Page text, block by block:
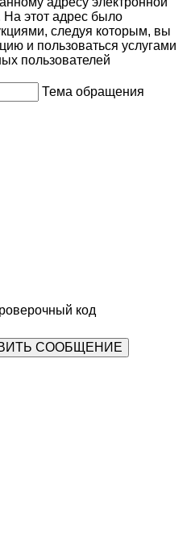
На этот адрес было
следуя которым, вы
и пользоваться услугами
пользователей
Тема обращения
код